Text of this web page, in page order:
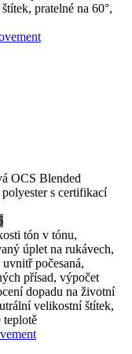
pratelné na 60°,
OCS Blended
s certifikací
tón v tónu,
úplet na rukávech,
počesaná,
přísad, výpočet
dopadu na životní
velikostní štítek,
teplotě